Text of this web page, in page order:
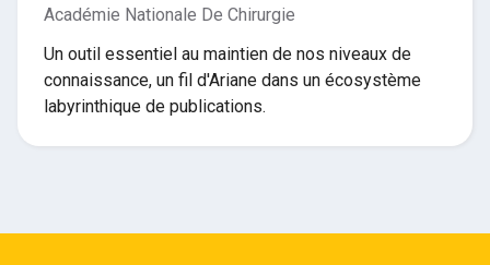
Académie Nationale De Chirurgie
Un outil essentiel au maintien de nos niveaux de
connaissance, un fil d'Ariane dans un écosystème
labyrinthique de publications.